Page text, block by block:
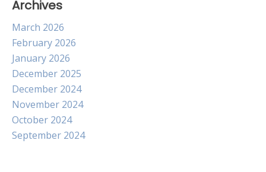
Archives
March 2026
February 2026
January 2026
December 2025
December 2024
November 2024
October 2024
September 2024